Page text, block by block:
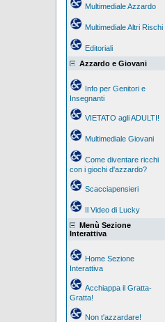
Multimediale Azzardo
Multimediale Altri Rischi
Editoriali
Azzardo e Giovani
Info per Genitori e
Insegnanti
VIETATO agli ADULTI!
Multimediale Giovani
Come diventare ricchi
con i giochi d'azzardo?
Scacciapensieri
Il Video di Lucky
Menù Sezione
Interattiva
Home Sezione
Interattiva
Acchiappa il Gratta-
Gratta!
Non t'azzardare!